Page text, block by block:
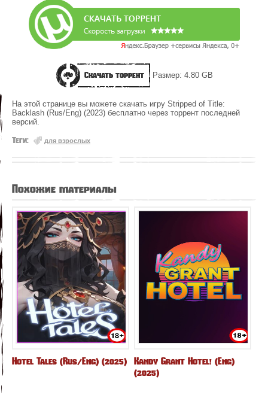
Скачать торрент Размер: 4.80 GB
На этой странице вы можете скачать игру Stripped of Title:
Backlash (Rus/Eng) (2023) бесплатно через торрент последней
версий.
Теги: для взрослых
Похожие материалы
Hotel Tales (Rus/Eng) (2025)
Kandy Grant Hotel! (Eng)
(2025)